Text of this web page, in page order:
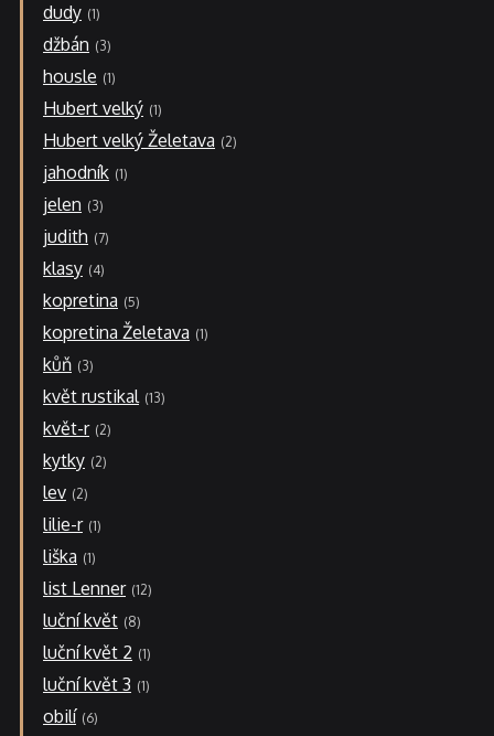
dudy 1
džbán 3
housle 1
Hubert velký 1
Hubert velký Želetava 2
jahodník 1
jelen 3
judith 7
klasy 4
kopretina 5
kopretina Želetava 1
kůň 3
květ rustikal 13
květ-r 2
kytky 2
lev 2
lilie-r 1
liška 1
list Lenner 12
luční květ 8
luční květ 2 1
luční květ 3 1
obilí 6